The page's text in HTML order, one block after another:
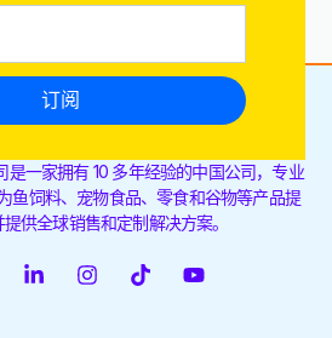
订阅
是一家拥有 10 多年经验的中国公司，专业
鱼饲料、宠物食品、零食和谷物等产品提
供全球销售和定制解决方案。
L
I
T
Y